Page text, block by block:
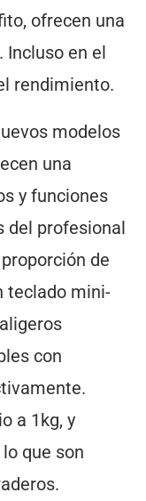
ofrecen una
Incluso en el
rendimiento.
modelos
una
y funciones
del profesional
de
teclado mini-
con
a 1kg, y
que son